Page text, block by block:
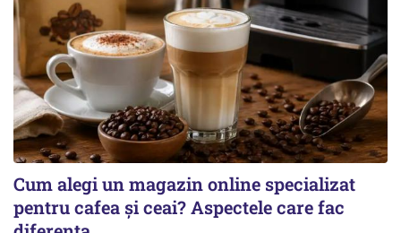
Cum alegi un magazin online specializat
pentru cafea și ceai? Aspectele care fac